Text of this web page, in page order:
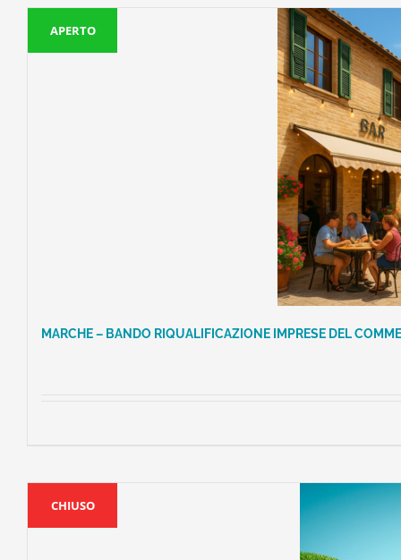
APERTO
MARCHE – BANDO RIQUALIFICAZIONE IMPRESE DEL
CHIUSO